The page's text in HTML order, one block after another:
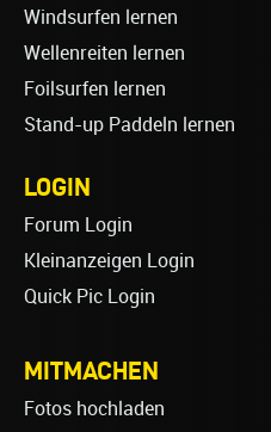
Windsurfen lernen
Wellenreiten lernen
Foilsurfen lernen
Stand-up Paddeln lernen
LOGIN
Forum Login
Kleinanzeigen Login
Quick Pic Login
MITMACHEN
Fotos hochladen